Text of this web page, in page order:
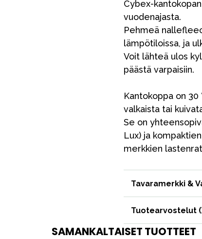
Cybex-
vuodenajasta.
Pehmeä
lämpötiloissa, ja
Voit lähteä ulos
päästä varpaisiin.
Kantokoppa on 30
valkaista tai
Se on
Lux) ja
merkkien
Tavaramerkki &
Tuotearvostelut (
SAMANKALTAISET TUOTTEET
VÅRT SORTIMENT
Äiti & Isä
Huonekalut & vuodevaatteet
Tarvikkeet
Varaosat